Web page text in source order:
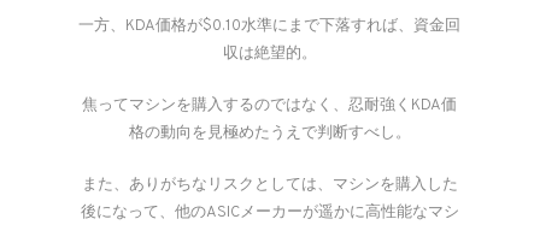
一方、KDA価格が$0.10水準にまで下落すれば、資金回
収は絶望的。
焦ってマシンを購入するのではなく、忍耐強くKDA価
格の動向を見極めたうえで判断すべし。
また、ありがちなリスクとしては、マシンを購入した
後になって、他のASICメーカーが遥かに高性能なマシ